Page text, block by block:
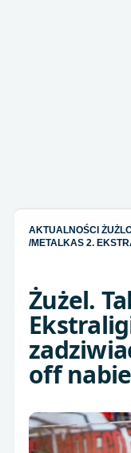
AKTUALNOŚCI
/METALKAS 2.
Żużel.
off